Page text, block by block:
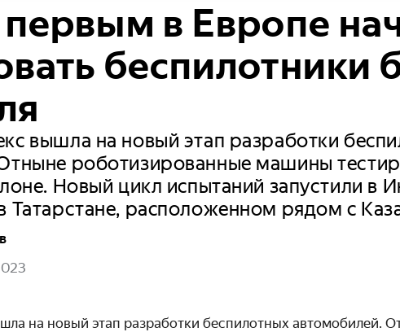
в Европе
беспилотники
вышла на новый этап разработки
роботизированные машины
Новый цикл испытаний запустили в
Татарстане, расположенном рядом с
на новый этап разработки беспилотных автомобилей.